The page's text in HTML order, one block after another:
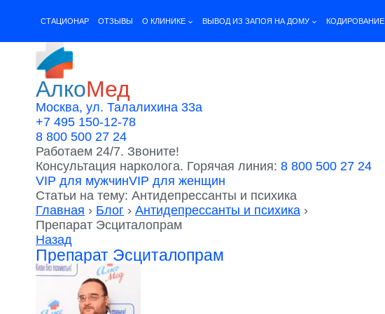
CТАЦИОНАР ОТЗЫВЫ О КЛИНИКЕ ВЫВОД ИЗ ЗАПОЯ НА ДОМУ КОДИРОВАНИЕ
АлкоМед
Москва, ул. Талалихина 33а
+7 495 150-12-78
8 800 500 27 24
Работаем 24/7. Звоните!
Консультация нарколога. Горячая линия: 8 800 500 27 24
VIP для мужчинVIP для женщин
Статьи на тему: Антидепрессанты и психика
Главная › Блог › Антидепрессанты и психика ›
Препарат Эсциталопрам
Назад
Препарат Эсциталопрам